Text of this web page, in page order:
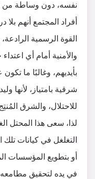
نفسه، دون وساطة من
أفراد المجتمع أنهم
القوة الرسمية
والأمنية أمام أي
بأيديهم، وغالبًا ما
شرقية بامتياز، لأنها
للاحتلال، والشرق
لذا، سعى هذا المحتل
التغلغل في كيانات تلك
أو بتطويع المؤسسات
في يده لتحقيق مطامعه،